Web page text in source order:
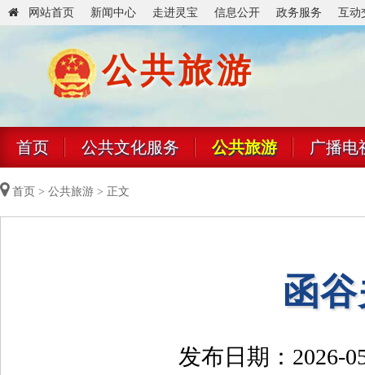
网站首页 新闻中心 走进灵宝 信息公开 政务服务 互动
公共旅游
首页 公共文化服务 公共旅游 广播电
首页 > 公共旅游 > 正文
函
发布日期：2026-